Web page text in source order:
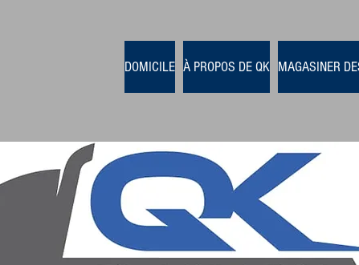
DOMICILE À PROPOS DE QK MAGASINER